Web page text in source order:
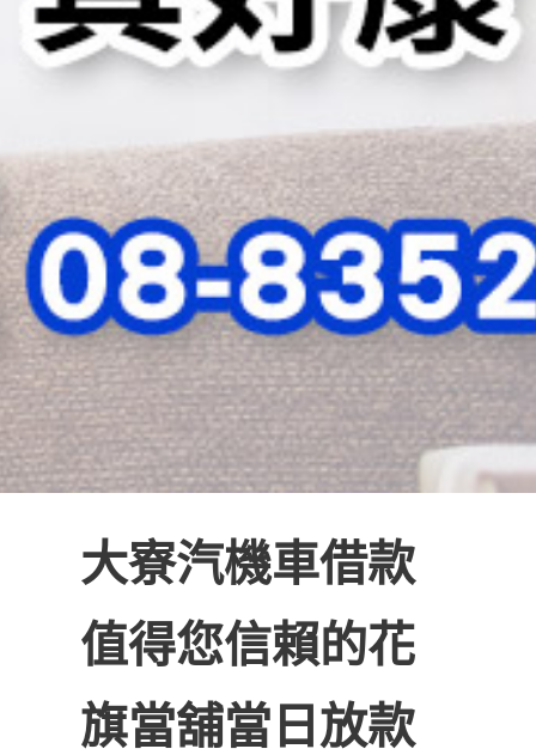
大寮汽機車借款
值得您信賴的花
旗當舖當日放款